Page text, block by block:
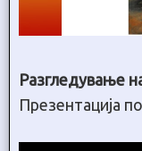
Разгледување
Презентација